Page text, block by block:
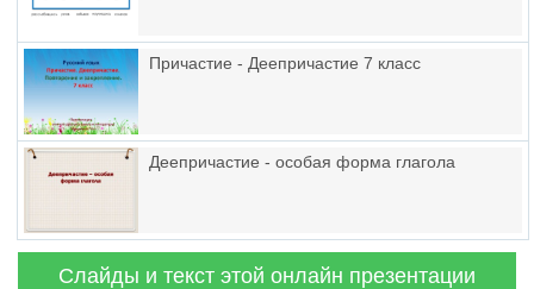
Причастие - Деепричастие 7 класс
Деепричастие - особая форма глагола
Слайды и текст этой онлайн презентации